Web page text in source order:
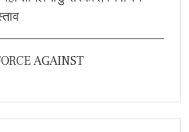
AGAINST